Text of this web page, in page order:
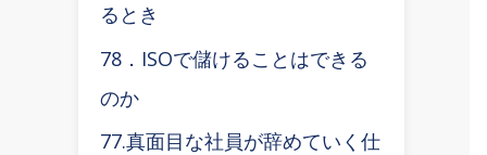
るとき
78．ISOで儲けることはできる
のか
77.真面目な社員が辞めていく仕